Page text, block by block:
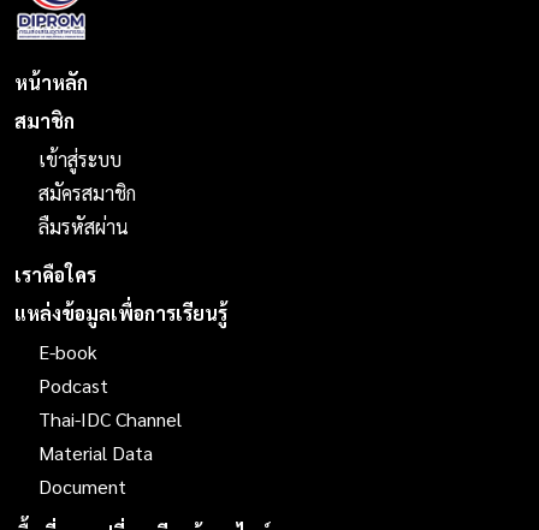
หน้าหลัก
สมาชิก
เข้าสู่ระบบ
สมัครสมาชิก
ลืมรหัสผ่าน
เราคือใคร
แหล่งข้อมูลเพื่อการเรียนรู้
E-book
Podcast
Thai-IDC Channel
Material Data
Document